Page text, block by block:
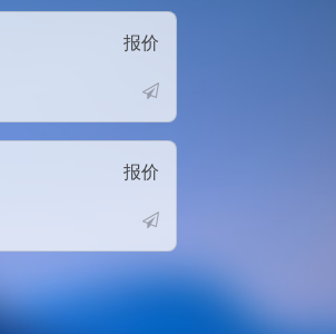
报价
报价